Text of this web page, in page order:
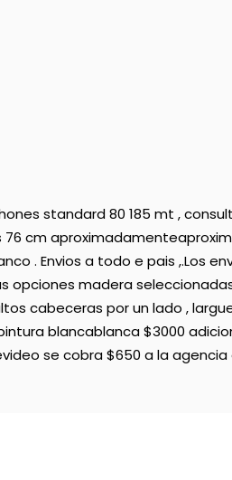
standard 80 185 mt ,
cm
. Envios a todo e pais ,.Los
opciones madera
cabeceras por un lado ,
blancablanca $3000
se cobra $650 a la